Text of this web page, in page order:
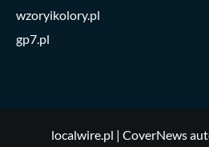
wzoryikolory.pl
gp7.pl
localwire.pl | CoverNews